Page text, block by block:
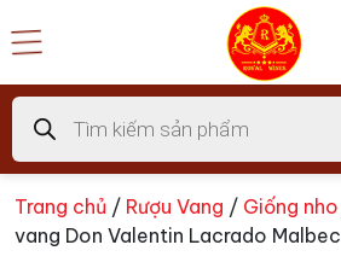
đến
dung
Tìm
kiếm
sản
phẩm
Trang chủ / Rượu Vang / Giống nho
vang Don Valentin Lacrado Malbec